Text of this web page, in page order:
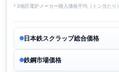
* 3地区電炉メーカー購入価格平均（トン当たり）
日本鉄スクラップ総合価格
鉄鋼市場価格